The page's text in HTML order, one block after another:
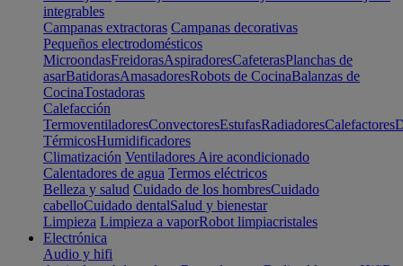
integrables
Campanas extractoras Campanas decorativas
Pequeños electrodomésticos
MicroondasFreidorasAspiradoresCafeterasPlanchas de
asarBatidorasAmasadoresRobots de CocinaBalanzas de
CocinaTostadoras
Calefacción
TermoventiladoresConvectoresEstufasRadiadoresCalefactores
TérmicosHumidificadores
Climatización Ventiladores Aire acondicionado
Calentadores de agua Termos eléctricos
Belleza y salud Cuidado de los hombresCuidado
cabelloCuidado dentalSalud y bienestar
Limpieza Limpieza a vaporRobot limpiacristales
Electrónica
Audio y hifi